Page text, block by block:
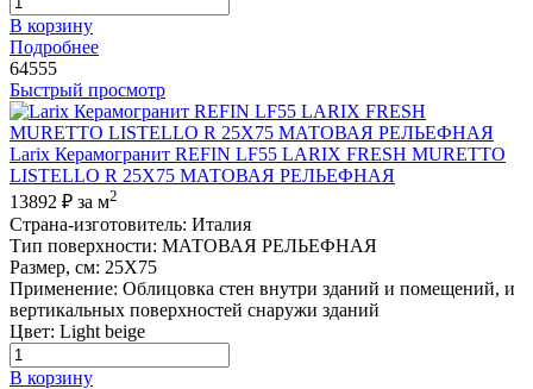
В корзину
Подробнее
64555
Быстрый просмотр
Larix Керамогранит REFIN LF55 LARIX FRESH MURETTO
LISTELLO R 25X75 МАТОВАЯ РЕЛЬЕФНАЯ
13892 ₽ за м2
Страна-изготовитель: Италия
Тип поверхности: МАТОВАЯ РЕЛЬЕФНАЯ
Размер, см: 25X75
Применение: Облицовка стен внутри зданий и помещений, и
вертикальных поверхностей снаружи зданий
Цвет: Light beige
В корзину